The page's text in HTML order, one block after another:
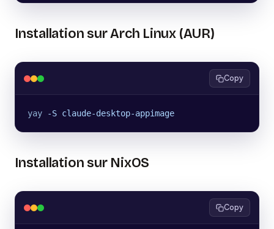
Installation sur Arch Linux (AUR)
Copy
yay -S claude-desktop-appimage
Installation sur NixOS
Copy